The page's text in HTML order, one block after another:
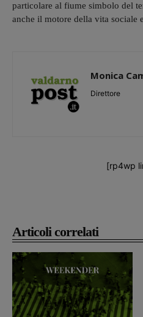
Articoli correlati
particolare al fiume simbolo del
anche il motore della vita sociale
Monica
Direttore
[rp4wp